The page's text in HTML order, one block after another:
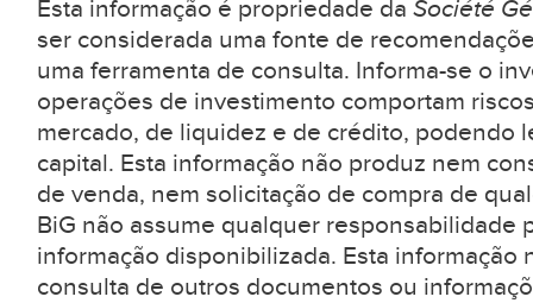
Esta informação é propriedade da Société
ser considerada uma fonte de
uma ferramenta de consulta. Informa-se o
operações de investimento comportam
mercado, de liquidez e de crédito, podendo
capital. Esta informação não produz nem
de venda, nem solicitação de compra de
BiG não assume qualquer responsabilidade
informação disponibilizada. Esta informação
consulta de outros documentos ou